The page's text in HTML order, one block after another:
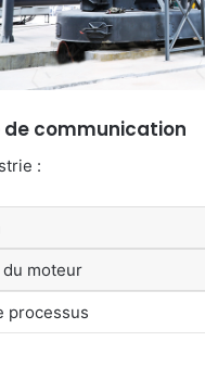
de communication
:
moteur
processus